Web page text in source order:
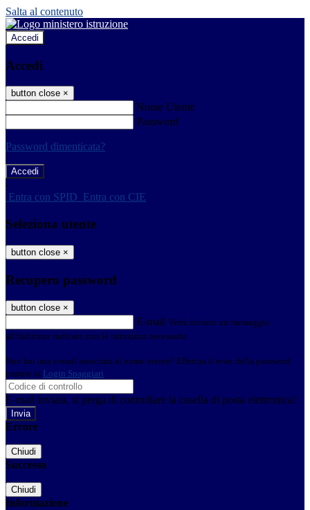
Salta al contenuto
Accedi
Accedi
button close ×
Nome Utente
Password
Password dimenticata?
-
Entra con SPID Entra con CIE
Seleziona utente
button close ×
Recupero password
button close ×
E-mail Verrà inviato un messaggio
all'indirizzo indicato con le istruzioni necessarie.
Non hai una e-mail associata al nome utente? Effettua il reset della password
tramite la Login Spaggiari
E-mail inviata, si prega di controllare la casella di posta elettronica!
Errore
Chiudi
Successo
Chiudi
Informazione